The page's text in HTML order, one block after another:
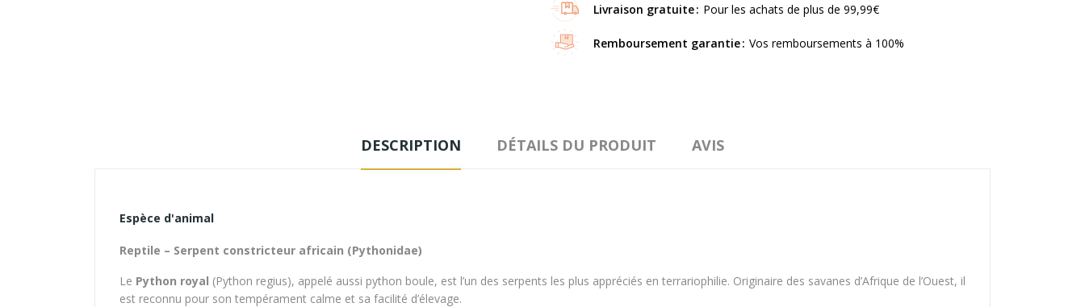
Livraison gratuite Pour les achats de plus de 99,99€
Remboursement garantie Vos remboursements à 100%
DESCRIPTION DÉTAILS DU PRODUIT AVIS
Espèce d'animal
Reptile – Serpent constricteur africain (Pythonidae)
Le Python royal (Python regius), appelé aussi python boule, est l’un des serpents les plus appréciés en terrariophilie. Originaire des savanes d’Afrique de l’Ouest, il
est reconnu pour son tempérament calme et sa facilité d’élevage.